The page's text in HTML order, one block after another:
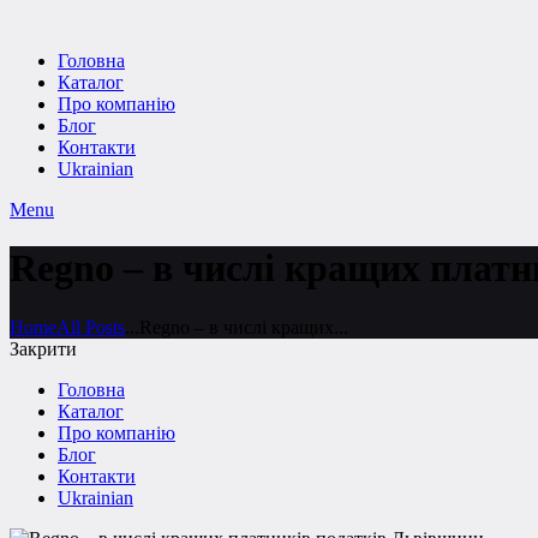
Головна
Каталог
Про компанію
Блог
Контакти
Ukrainian
Menu
Regno – в числі кращих
HomeAll Posts
Regno – в числі кращих...
Закрити
Головна
Каталог
Про компанію
Блог
Контакти
Ukrainian